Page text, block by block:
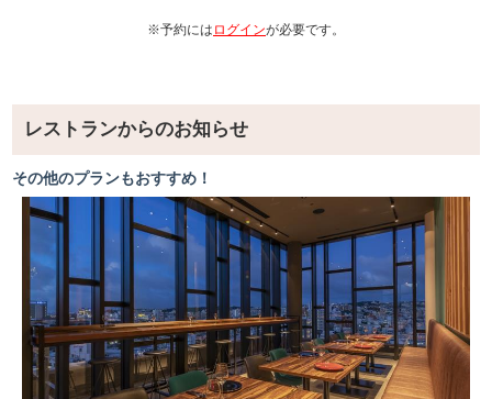
豚肩ロースのソテー
【麺】
茶そば
【パスタ】
スパゲティボロネーゼ
【ピザ】
マルゲリータ
【ライス】
カレーライス
※予約には ログインが必要です。
レストランからのお知らせ
その他のプランもおすすめ！